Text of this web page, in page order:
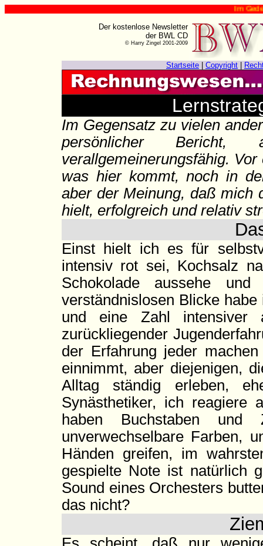
Im Gedenken
Der kostenlose Newsletter
der BWL CD
© Harry Zingel 2001-2009
Startseite Copyright
Im Gegensatz zu vielen
persönlicher Bericht,
verallgemeinerungsfähig.
was hier kommt, noch in
aber der Meinung, daß mich
hielt, erfolgreich und relativ
Einst hielt ich es für
intensiv rot sei, Kochsalz
Schokolade aussehe
verständnislosen Blicke
und eine Zahl intensiver
zurückliegender
der Erfahrung jeder
einnimmt, aber diejenigen,
Alltag ständig erleben,
Synästhetiker, ich reagiere
haben Buchstaben
unverwechselbare Farben,
Händen greifen, im
gespielte Note ist natürlich
Sound eines Orchesters
das nicht?